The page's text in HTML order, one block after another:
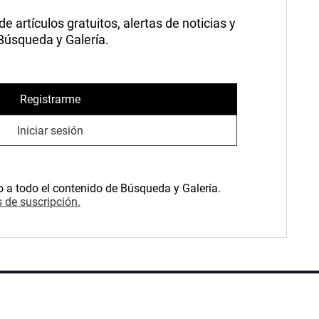
artículos gratuitos, alertas de noticias y
y Galería.
Registrarme
Iniciar sesión
todo el contenido de Búsqueda y Galería.
de suscripción.